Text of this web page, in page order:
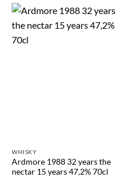
WHISKY
Ardmore 1988 32 years the
nectar 15 years 47,2% 70cl